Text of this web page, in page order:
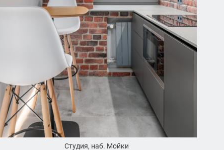
Студия, наб. Мойки